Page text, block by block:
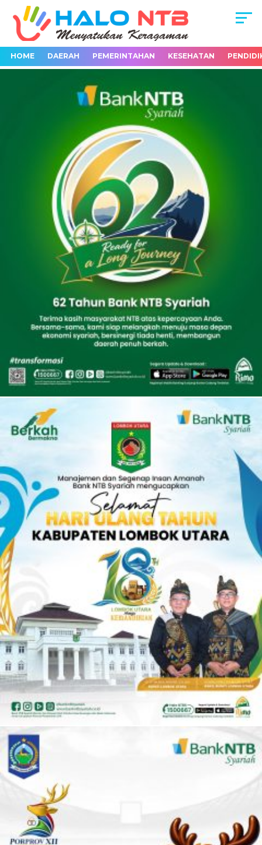
HOME DAERAH PEMERINTAHAN KESEHATAN